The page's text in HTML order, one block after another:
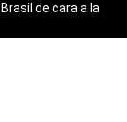
de cara a la